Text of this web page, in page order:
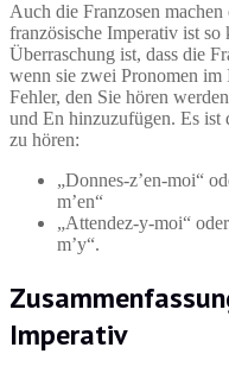
Auch die Franzosen
französische Imperativ ist so
Überraschung ist, dass die
wenn sie zwei Pronomen
Fehler, den Sie hören
und En hinzuzufügen. Es ist
zu hören:
„Donnes-z’en-moi“
m’en“
„Attendez-y-moi“
m’y“.
Imperativ